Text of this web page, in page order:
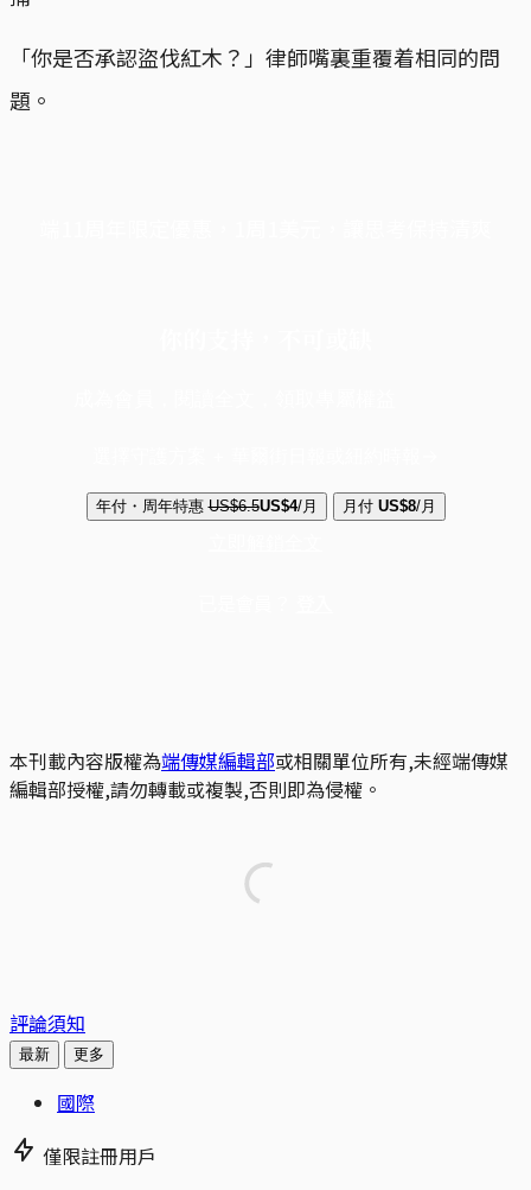
「你是否承認盜伐紅木？」律師嘴裏重覆着相同的問
題。
年付・周年特惠 US$6.5US$4/月 月付 US$8/月
本刊載內容版權為端傳媒編輯部或相關單位所有,未經端傳媒
編輯部授權,請勿轉載或複製,否則即為侵權。
評論須知
最新 更多
國際
僅限註冊用戶